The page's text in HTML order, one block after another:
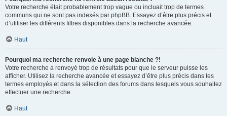
Votre recherche était probablement trop vague ou incluait trop de termes
communs qui ne sont pas indexés par phpBB. Essayez d’être plus précis et
d’utiliser les différents filtres disponibles dans la recherche avancée.
Haut
Pourquoi ma recherche renvoie à une page blanche ?!
Votre recherche a renvoyé trop de résultats pour que le serveur puisse les
afficher. Utilisez la recherche avancée et essayez d’être plus précis dans les
termes employés et dans la sélection des forums dans lesquels vous souhaitez
effectuer une recherche.
Haut